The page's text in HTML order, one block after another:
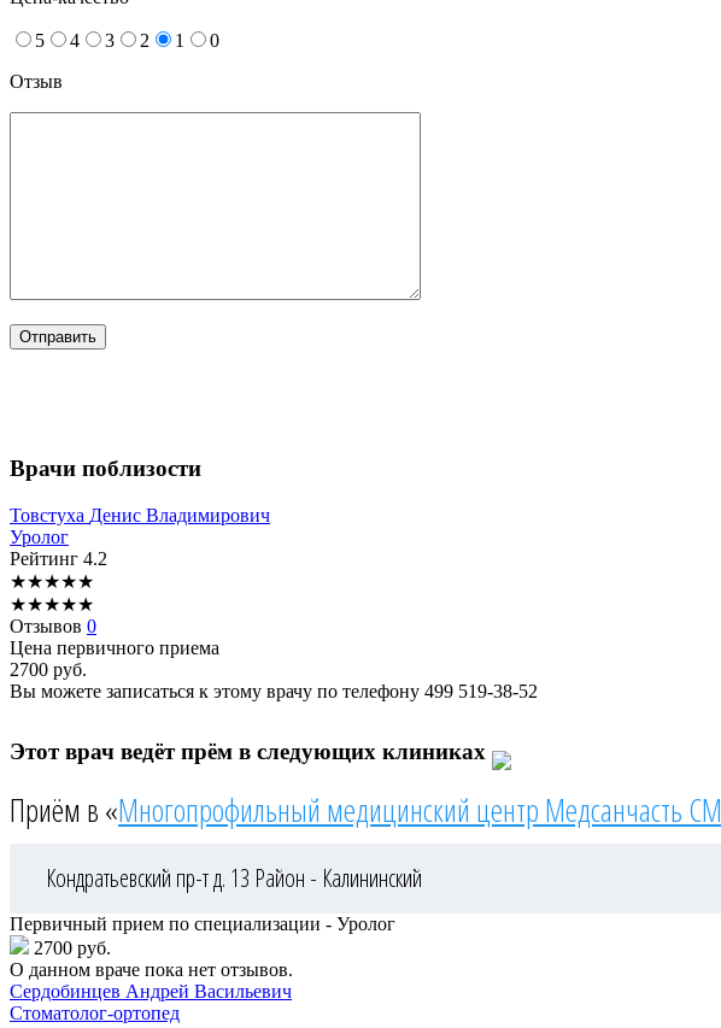
5 4 3 2 1
0
Отзыв
Врачи поблизости
Товстуха Денис Владимирович
Уролог
Рейтинг 4.2
★★★★★
★★★★★
Отзывов 0
Цена первичного приема
2700 руб.
Вы можете записаться к этому врачу по телефону 499 519-38-52
Этот врач ведёт прём в следующих клиниках
Приём в «Многопрофильный медицинский центр Медсанчасть СМ
Кондратьевский пр-т д. 13 Район - Калининский
Первичный прием по специализации - Уролог
2700 руб.
О данном враче пока нет отзывов.
Сердобинцев Андрей Васильевич
Стоматолог-ортопед